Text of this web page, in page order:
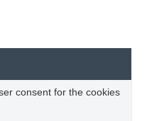
consent for the cookies